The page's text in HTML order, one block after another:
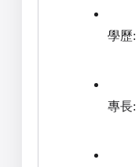
學歷:
專長: